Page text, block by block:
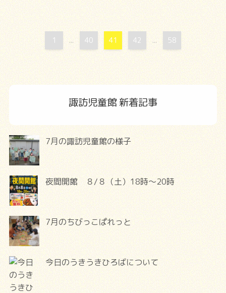
1 ... 40 41 42 ... 58
諏訪児童館 新着記事
7月の諏訪児童館の様子
夜間開館 ８/８（土）18時～20時
7月のちびっこぱれっと
今日のうきうきひろばについて